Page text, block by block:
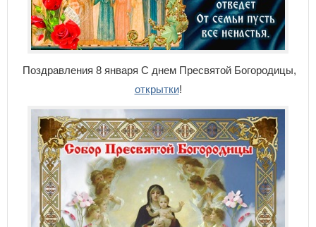
Поздравления 8 января С днем Пресвятой Богородицы,
открытки!